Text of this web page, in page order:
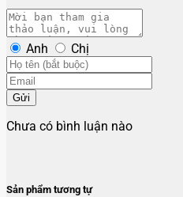
Anh Chị
Gửi
Chưa có bình luận nào
Sản phẩm tương tự